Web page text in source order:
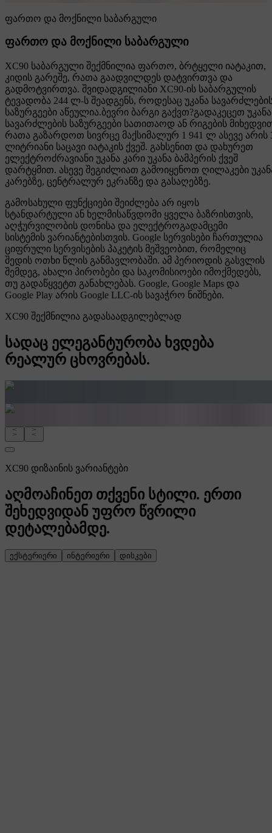
ფართო და მოქნილი საბარგული
ფართო და მოქნილი საბარგული
XC90 საბარგული შექმნილია ფართო, ბრტყელი იატაკით,
კიდის გარეშე, რათა გაადვილდეს დატვირთვა და
გადმოტვირთვა. შვიდადგილიანი XC90-ის საბარგულის
ტევადობა 244 ლ-ს შეადგენს, როდესაც უკანა
საზურგეები აწეულია.ბევრი ბარგი გაქვთ?გადაკეცეთ უკანა
სავარძლების საზურგეები სათითაოდ ან რიგების
რათა გაზარდოთ სივრცე მაქსიმალურ 1 941 ლ ასევე არის
ლიტრიანი საცავი იატაკის ქვეშ. გახსენით და დახურეთ
ელექტროძრავიანი უკანა კარი უკანა ბამპერის ქვეშ
დარტყმით. ასევე შეგიძლიათ გამოიყენოთ ღილაკები
კარებზე, ცენტრალურ ეკრანზე და გასაღებზე.
გამოსახული ფუნქციები შეიძლება არ იყოს
სტანდარტული ან ხელმისაწვდომი ყველა ბაზრისთვის,
აღჭურვილობის დონისა და ელექტროგადამცემი
სისტემის ვარიანტებისთვის. Google სერვისები ჩართულია
ციფრული სერვისების პაკეტის მეშვეობით, რომელიც
შედის ოთხი წლის განმავლობაში. ამ პერიოდის გასვლის
შემდეგ, ახალი პირობები და საკომისიოები იმოქმედებს,
თუ გადაწყვეტთ განახლებას. Google, Google Maps და
Google Play არის Google LLC-ის სავაჭრო ნიშნები.
XC90 შექმნილია გადასაადგილებლად
სადაც ელეგანტურობა ხვდება
რეალურ ცხოვრებას.
XC90 დიზაინის ვარიანტები
აღმოაჩინეთ თქვენი სტილი. ერთი
შეხედვიდან უფრო წვრილი
დეტალებამდე.
ექსტერიერი ინტერიერი დისკები